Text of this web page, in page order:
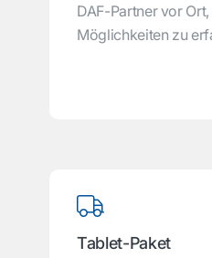
DAF-Partner vor
Möglichkeiten zu
Tablet-Paket